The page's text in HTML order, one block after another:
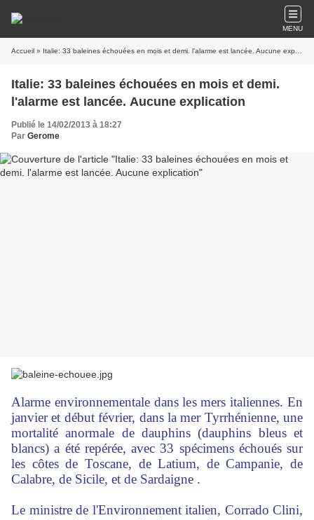
MENU
Accueil » Italie: 33 baleines échouées en mois et demi. l'alarme est lancée. Aucune explication
Italie: 33 baleines échouées en mois et demi.
l'alarme est lancée. Aucune explication
Publié le 14/02/2013 à 18:27
Par Gerome
Alarme environnementale dans les mers italiennes. En
janvier et début février, dans la mer Tyrrhénienne, une
mortalité anormale de dauphins (dauphins bleus et
blancs) a été repérée, avec 33 spécimens échoués sur
les côtes de Toscane, de Latium, de Campanie, de
Calabre, de Sicile, et de Sardaigne .
Le ministre de l'Environnement italien, Corrado Clini,